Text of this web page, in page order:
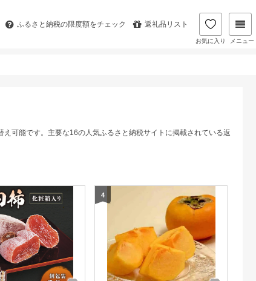
ふるさと納税の限度額をチェック 返礼品リスト
お気に入り メニュー
可能です。主要な16の人気ふるさと納税サイトに掲載されている返
4